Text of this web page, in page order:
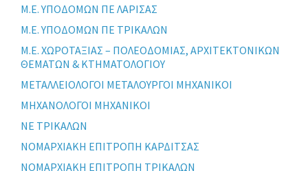
Μ.Ε. ΥΠΟΔΟΜΩΝ ΠΕ ΛΑΡΙΣΑΣ
Μ.Ε. ΥΠΟΔΟΜΩΝ ΠΕ ΤΡΙΚΑΛΩΝ
Μ.Ε. ΧΩΡΟΤΑΞΙΑΣ – ΠΟΛΕΟΔΟΜΙΑΣ, ΑΡΧΙΤΕΚΤΟΝΙΚΩΝ
ΘΕΜΑΤΩΝ & ΚΤΗΜΑΤΟΛΟΓΙΟΥ
ΜΕΤΑΛΛΕΙΟΛΟΓΟΙ ΜΕΤΑΛΟΥΡΓΟΙ ΜΗΧΑΝΙΚΟΙ
ΜΗΧΑΝΟΛΟΓΟΙ ΜΗΧΑΝΙΚΟΙ
ΝΕ ΤΡΙΚΑΛΩΝ
ΝΟΜΑΡΧΙΑΚΗ ΕΠΙΤΡΟΠΗ ΚΑΡΔΙΤΣΑΣ
ΝΟΜΑΡΧΙΑΚΗ ΕΠΙΤΡΟΠΗ ΤΡΙΚΑΛΩΝ